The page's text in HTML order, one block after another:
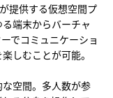
提供する仮想空間プ
端末からバーチャ
でコミュニケーショ
しむことが可能。
空間。多人数が参